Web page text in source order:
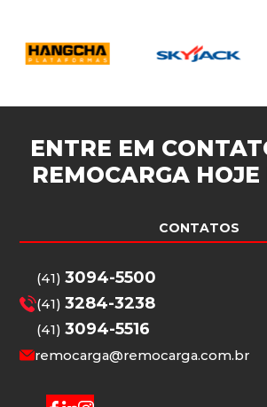
ENTRE EM
REMOCARGA
CONTATOS
(41)3094-5500
(41)3284-3238
(41)3094-5516
remocarga@remocarga.com.br